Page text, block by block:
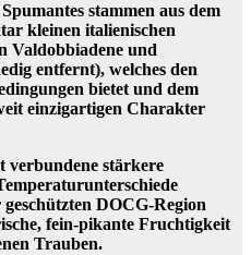
stammen aus dem
kleinen italienischen
Valdobbiadene und
entfernt), welches den
bietet und dem
einzigartigen Charakter
verbundene stärkere
DOCG-Region
fein-pikante Fruchtigkeit
Trauben.